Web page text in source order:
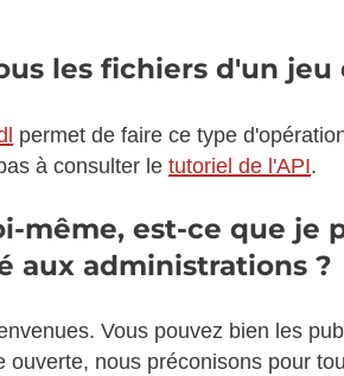
les fichiers d'un
permet de faire ce type
à consulter letutoriel de l'API.
même, est-ce que
aux administrations ?
Vous pouvez bien les
ouverte, nous préconisons pour